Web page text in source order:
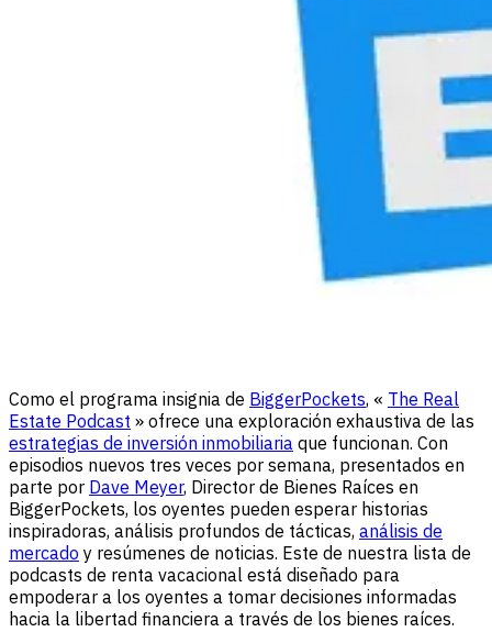
Como el programa insignia de BiggerPockets, « The Real
Estate Podcast » ofrece una exploración exhaustiva de las
estrategias de inversión inmobiliaria que funcionan. Con
episodios nuevos tres veces por semana, presentados en
parte por Dave Meyer, Director de Bienes Raíces en
BiggerPockets, los oyentes pueden esperar historias
inspiradoras, análisis profundos de tácticas, análisis de
mercado y resúmenes de noticias. Este de nuestra lista de
podcasts de renta vacacional está diseñado para
empoderar a los oyentes a tomar decisiones informadas
hacia la libertad financiera a través de los bienes raíces.